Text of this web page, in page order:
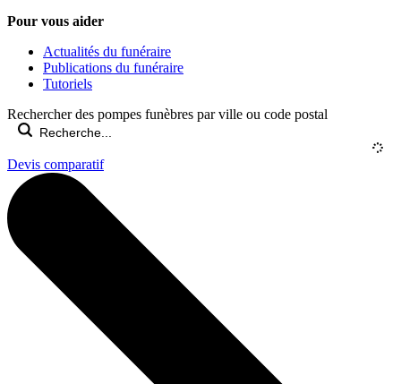
Pour vous aider
Actualités du funéraire
Publications du funéraire
Tutoriels
Rechercher des pompes funèbres par ville ou code postal
Devis comparatif